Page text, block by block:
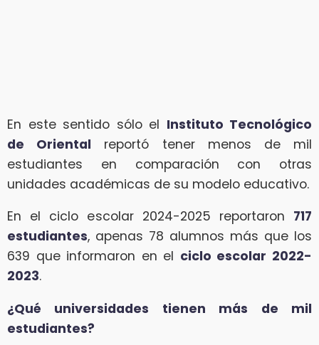
En este sentido sólo el Instituto Tecnológico
de Oriental reportó tener menos de mil
estudiantes en comparación con otras
unidades académicas de su modelo educativo.
En el ciclo escolar 2024-2025 reportaron 717
estudiantes, apenas 78 alumnos más que los
639 que informaron en el ciclo escolar 2022-
2023.
¿Qué universidades tienen más de mil
estudiantes?